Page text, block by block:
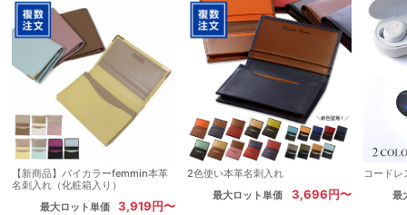
【新商品】バイカラーfemmin本革
名刺入れ（化粧箱入り）
最大ロット単価
3,919円〜
2色使い本革名刺入れ
最大ロット単価
3,696円〜
コードレ
最